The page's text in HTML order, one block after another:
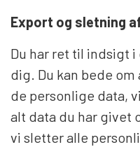
Export og sletning
Du har ret til indsigt
dig. Du kan bede
de personlige data,
alt data du har givet
vi sletter alle